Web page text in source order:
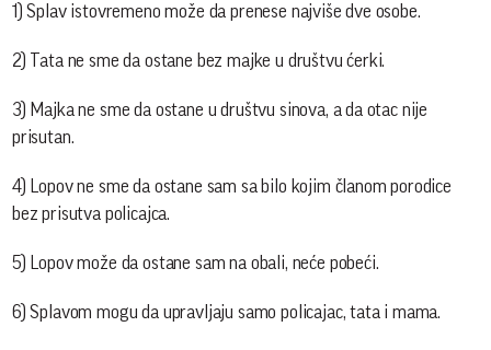
1) Splav istovremeno može da prenese najviše dve osobe.
2) Tata ne sme da ostane bez majke u društvu ćerki.
3) Majka ne sme da ostane u društvu sinova, a da otac nije
prisutan.
4) Lopov ne sme da ostane sam sa bilo kojim članom porodice
bez prisutva policajca.
5) Lopov može da ostane sam na obali, neće pobeći.
6) Splavom mogu da upravljaju samo policajac, tata i mama.